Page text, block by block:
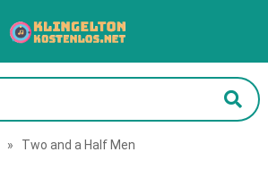
» Two and a Half Men